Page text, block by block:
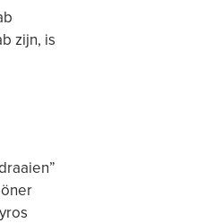
zijn, is